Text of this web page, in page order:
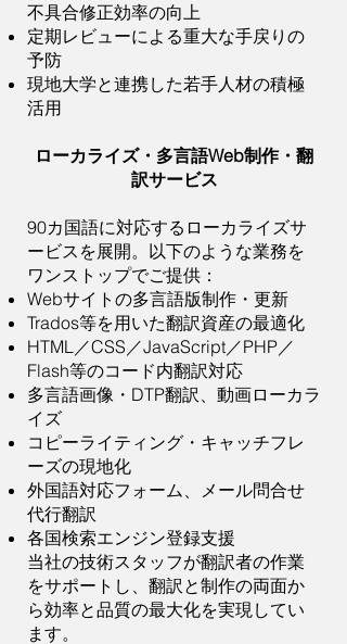
不具合修正効率の向上
定期レビューによる重大な手戻りの
予防
現地大学と連携した若手人材の積極
活用
ローカライズ・多言語Web制作・翻
訳サービス
90カ国語に対応するローカライズサ
ービスを展開。以下のような業務を
ワンストップでご提供：
Webサイトの多言語版制作・更新
Trados等を用いた翻訳資産の最適化
HTML／CSS／JavaScript／PHP／
Flash等のコード内翻訳対応
多言語画像・DTP翻訳、動画ローカラ
イズ
コピーライティング・キャッチフレ
ーズの現地化
外国語対応フォーム、メール問合せ
代行翻訳
各国検索エンジン登録支援
当社の技術スタッフが翻訳者の作業
をサポートし、翻訳と制作の両面か
ら効率と品質の最大化を実現してい
ます。